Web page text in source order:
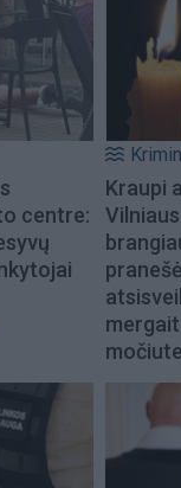
centre:
Kraupi
močiute